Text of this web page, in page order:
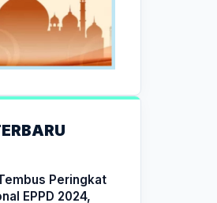
Peringkat
EPPD 2024,